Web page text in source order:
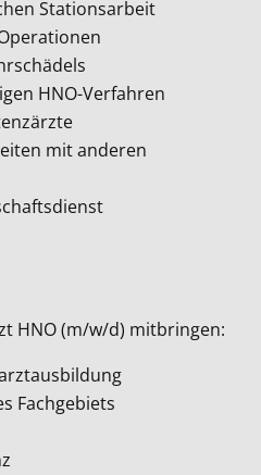
Stationsarbeit
HNO-Verfahren
mit anderen
HNO (m/w/d) mitbringen:
Fachgebiets